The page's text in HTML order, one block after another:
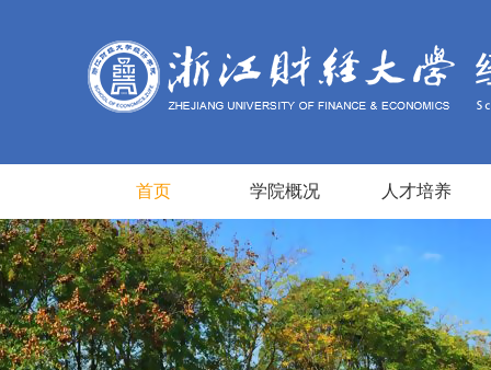
首页 学院概况 人才培养